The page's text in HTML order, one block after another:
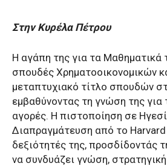
Στην Κυρέλα Πέτρου
Η αγάπη της για τα Μαθηματικά
σπουδές Χρηματοοικονομικών
μεταπτυχιακό τίτλο σπουδών
εμβαθύνοντας τη γνώση της για
αγορές. Η πιστοποίηση σε
Διαπραγμάτευση από το
δεξιότητές της, προσδίδοντάς
να συνδυάζει γνώση,